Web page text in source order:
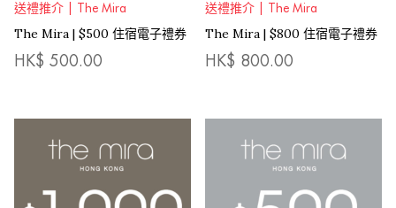
送禮推介 | The Mira
The Mira | $500 住宿電子禮券
HK$ 500.00
送禮推介 | The Mira
The Mira | $800 住宿電子禮券
HK$ 800.00